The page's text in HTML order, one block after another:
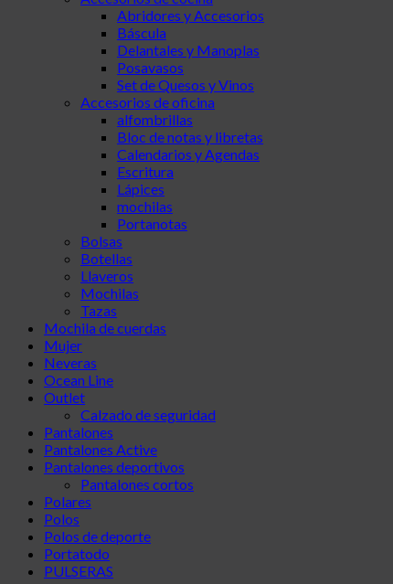
Abridores y Accesorios
Báscula
Delantales y Manoplas
Posavasos
Set de Quesos y Vinos
Accesorios de oficina
alfombrillas
Bloc de notas y libretas
Calendarios y Agendas
Escritura
Lápices
mochilas
Portanotas
Bolsas
Botellas
Llaveros
Mochilas
Tazas
Mochila de cuerdas
Mujer
Neveras
Ocean Line
Outlet
Calzado de seguridad
Pantalones
Pantalones Active
Pantalones deportivos
Pantalones cortos
Polares
Polos
Polos de deporte
Portatodo
PULSERAS